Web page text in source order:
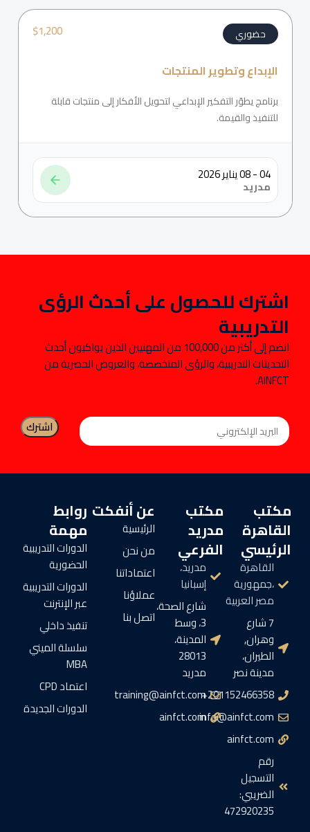
$1,200 حضوري
الإبداع وتطوير المنتجات
برنامج يطوّر التفكير الإبداعي لتحويل الأفكار إلى منتجات قابلة
للتنفيذ والقيمة.
04 - 08 يناير 2026
مدريد
اشترك للحصول على أحدث الرؤى
التدريبية
انضم إلى أكثر من 100,000 من المهنيين الذين يواكبون أحدث
التحديثات التدريبية، والرؤى المتخصصة، والعروض الحصرية من
AINFCT.
مكتب
القاهرة
الرئيسي
القاهرة
،جمهورية
مصر العربية
7 شارع
وهران,
الطيران،
مدينة نصر
201152466358+
info@ainfct.com
ainfct.com
رقم
التسجيل
الضريبي:
472920235
مكتب
مدريد
الفرعي
مدريد،
إسبانيا
شارع الصحة،
3، وسط
المدينة،
28013
مدريد
training@ainfct.com
ainfct.com
عن أنفكت
الرئيسية
من نحن
اعتماداتنا
عملاؤنا
اتصل بنا
روابط
مهمة
الدورات التدريبية
الحضورية
الدورات التدريبية
عبر الإنترنت
تنفيذ داخلي
سلسلة الميني
MBA
اعتماد CPD
الدورات الجديدة